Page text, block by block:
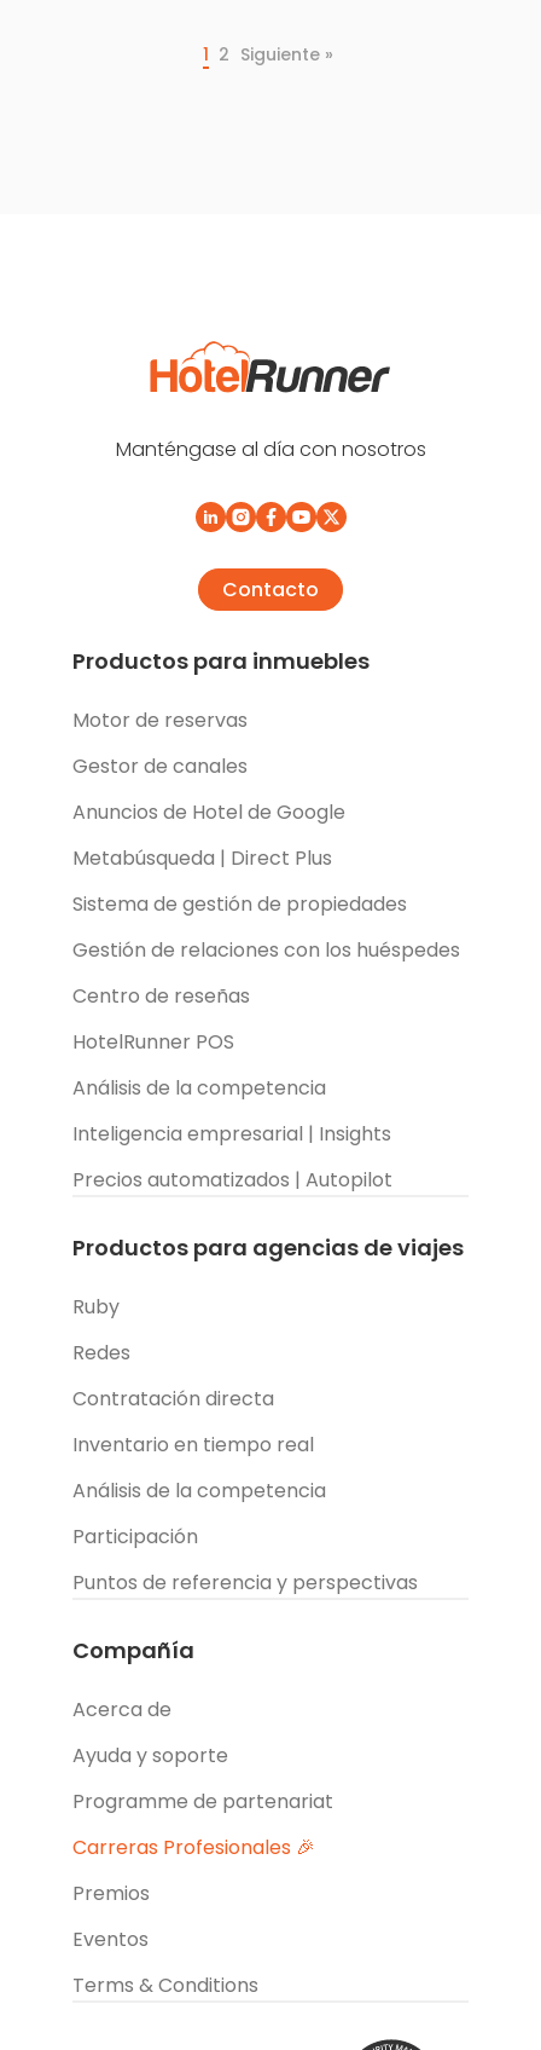
1 2 Siguiente »
Manténgase al día con nosotros
Contacto
Productos para inmuebles
Motor de reservas
Gestor de canales
Anuncios de Hotel de Google
Metabúsqueda | Direct Plus
Sistema de gestión de propiedades
Gestión de relaciones con los huéspedes
Centro de reseñas
HotelRunner POS
Análisis de la competencia
Inteligencia empresarial | Insights
Precios automatizados | Autopilot
Productos para agencias de viajes
Ruby
Redes
Contratación directa
Inventario en tiempo real
Análisis de la competencia
Participación
Puntos de referencia y perspectivas
Compañía
Acerca de
Ayuda y soporte
Programme de partenariat
Carreras Profesionales 🎉
Premios
Eventos
Terms & Conditions